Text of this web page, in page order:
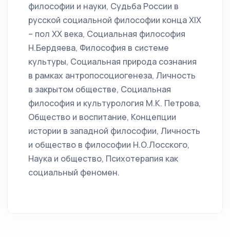
философии и науки, Судьба России в
русской социальной философии конца XIX
– пол XX века, Социальная философия
Н.Бердяева, Философия в системе
культуры, Социальная природа сознания
в рамках антропосоциогенеза, Личность
в закрытом обществе, Социальная
философия и культурология М.К. Петрова,
Общество и воспитание, Концепции
истории в западной философии, Личность
и общество в философии Н.О.Лосского,
Наука и общество, Психотерапия как
социальный феномен.